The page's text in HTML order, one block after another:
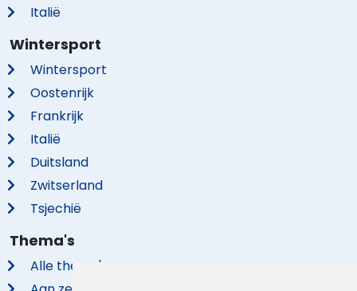
Italië
Wintersport
Wintersport
Oostenrijk
Frankrijk
Italië
Duitsland
Zwitserland
Tsjechië
Thema's
Alle thema's